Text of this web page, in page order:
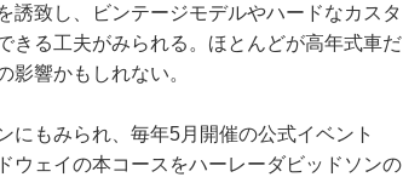
誘致し、ビンテージモデルやハードなカスタ
きる工夫がみられる。ほとんどが高年式車だ
影響かもしれない。
にもみられ、毎年5月開催の公式イベント
ウェイの本コースをハーレーダビッドソンの